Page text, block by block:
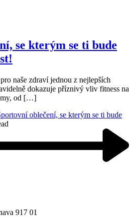
se kterým se ti bude
naše zdraví jednou z nejlepších
dokazuje příznivý vliv fitness na
od […]
oblečení, se kterým se ti bude
917 01